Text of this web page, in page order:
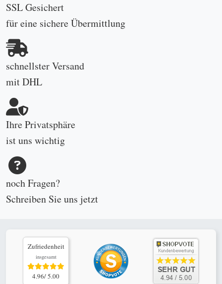
SSL Gesichert
für eine sichere Übermittlung
schnellster Versand
mit DHL
Ihre Privatsphäre
ist uns wichtig
noch Fragen?
Schreiben Sie uns jetzt
Zufriedenheit
insgesamt
4.96/ 5.00